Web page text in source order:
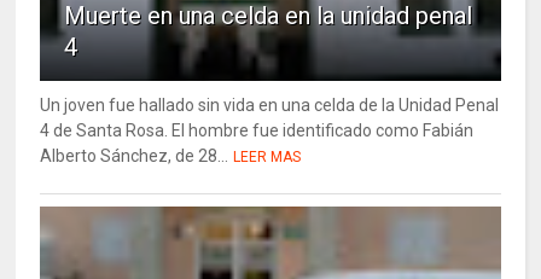
Muerte en una celda en la unidad penal
4
Un joven fue hallado sin vida en una celda de la Unidad Penal
4 de Santa Rosa. El hombre fue identificado como Fabián
Alberto Sánchez, de 28...
LEER MAS